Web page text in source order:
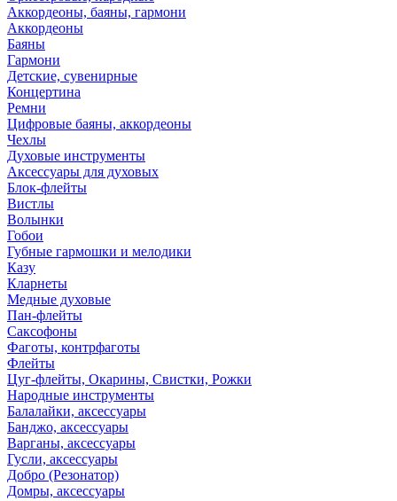
Аккордеоны, баяны, гармони
Аккордеоны
Баяны
Гармони
Детские, сувенирные
Концертина
Ремни
Цифровые баяны, аккордеоны
Чехлы
Духовые инструменты
Аксессуары для духовых
Блок-флейты
Вистлы
Волынки
Гобои
Губные гармошки и мелодики
Казу
Кларнеты
Медные духовые
Пан-флейты
Саксофоны
Фаготы, контрфаготы
Флейты
Цуг-флейты, Окарины, Свистки, Рожки
Народные инструменты
Балалайки, аксессуары
Банджо, аксессуары
Варганы, аксессуары
Гусли, аксессуары
Добро (Резонатор)
Домры, аксессуары